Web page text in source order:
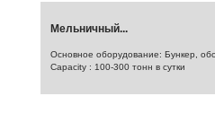
Мельничный...
Основное оборудование: Бункер,
Capacity : 100-300 тонн в сутки